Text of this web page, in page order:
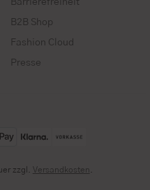
Barrierefreiheit
B2B Shop
Fashion Cloud
Presse
zzgl. Versandkosten